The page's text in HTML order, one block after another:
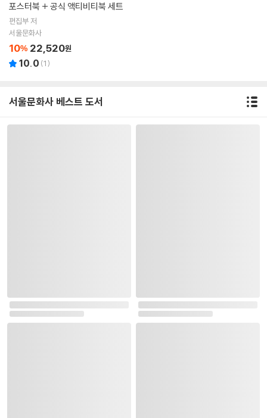
포스터북 + 공식 액티비티북 세트
편집부 저
서울문화사
10% 22,520원
10.0 (1)
서울문화사 베스트 도서